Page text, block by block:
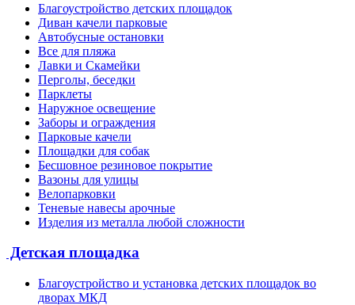
Благоустройство детских площадок
Диван качели парковые
Автобусные остановки
Все для пляжа
Лавки и Скамейки
Перголы, беседки
Парклеты
Наружное освещение
Заборы и ограждения
Парковые качели
Площадки для собак
Бесшовное резиновое покрытие
Вазоны для улицы
Велопарковки
Теневые навесы арочные
Изделия из металла любой сложности
Детская площадка
Благоустройство и установка детских площадок во
дворах МКД